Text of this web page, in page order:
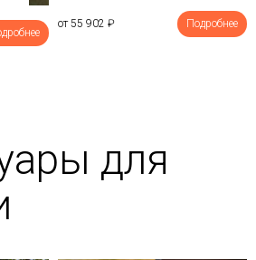
от 55 902 ₽ Подробнее
для